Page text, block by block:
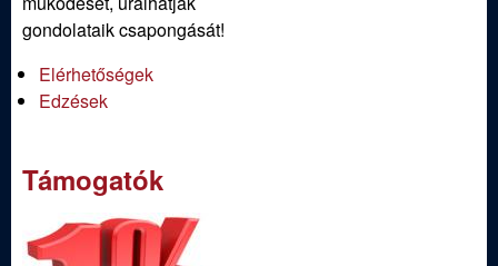
tgondolataik csapongását!
Elérhetőségek
Edzések
Támogatók